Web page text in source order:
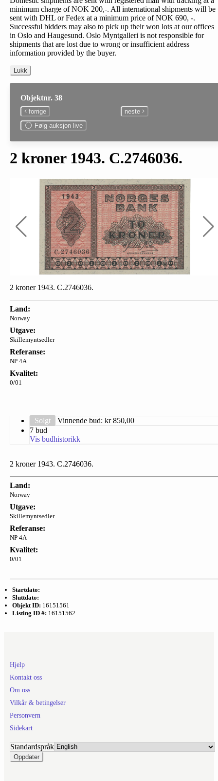
minimum charge of NOK 200,-. All international shipments will be
sent with DHL or Fedex at a minimum price of NOK 690, -.
Successful bidders may also to pick up their won lots at our offices
in Oslo and Haugesund. Oslo Myntgalleri is not responsible for
shipments that are lost due to wrong or insufficient address
information provided by the buyer.
Lukk
Objektnr. 38
forrige
neste
Følg auksjon live
2 kroner 1943. C.2746036.
2 kroner 1943. C.2746036.
Land:
Norway
Utgave:
Skillemyntsedler
Referanse:
NP 4A
Kvalitet:
0/01
Solgt Vinnende bud: kr850,00
7 bud
Vis budhistorikk
2 kroner 1943. C.2746036.
Land:
Norway
Utgave:
Skillemyntsedler
Referanse:
NP 4A
Kvalitet:
0/01
Startdato:
Sluttdato:
Objekt ID: 16151561
Listing ID #: 16151562
Hjelp
Kontakt oss
Om oss
Vilkår & betingelser
Personvern
Sidekart
Standardspråk